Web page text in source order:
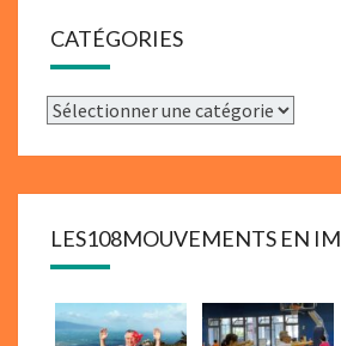
CATÉGORIES
Catégories
LES108MOUVEMENTS EN